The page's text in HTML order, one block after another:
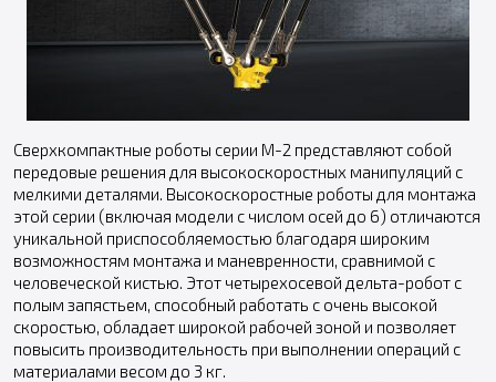
Сверхкомпактные роботы серии M-2 представляют собой
передовые решения для высокоскоростных манипуляций с
мелкими деталями. Высокоскоростные роботы для монтажа
этой серии (включая модели с числом осей до 6) отличаются
уникальной приспособляемостью благодаря широким
возможностям монтажа и маневренности, сравнимой с
человеческой кистью. Этот четырехосевой дельта-робот с
полым запястьем, способный работать с очень высокой
скоростью, обладает широкой рабочей зоной и позволяет
повысить производительность при выполнении операций с
материалами весом до 3 кг.